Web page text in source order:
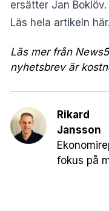
ersätter Jan Boklöv.
Läs hela artikeln här.
Läs mer från
nyhetsbrev är
Rikard
Jansson
fokus på